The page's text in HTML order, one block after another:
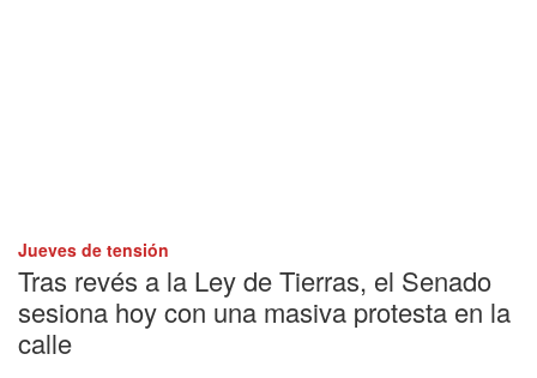
Jueves de tensión
Tras revés a la Ley de Tierras, el Senado
sesiona hoy con una masiva protesta en la
calle